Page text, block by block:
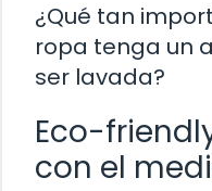
¿Qué tan
ropa tenga un
ser lavada?
Eco-
con el